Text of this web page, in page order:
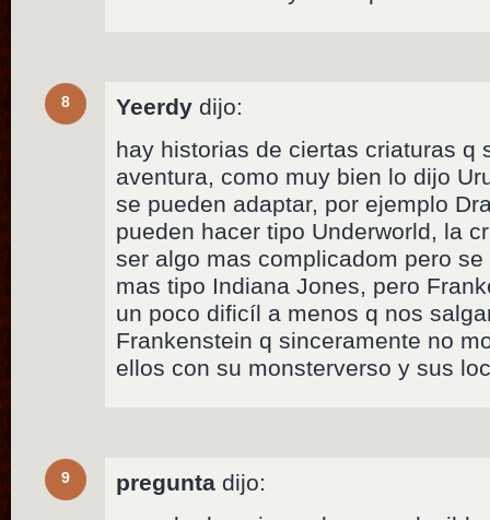
8 Yeerdy dijo:
hay historias de ciertas criaturas q
aventura, como muy bien lo dijo
se pueden adaptar, por ejemplo
pueden hacer tipo Underworld, la
ser algo mas complicadom pero
mas tipo Indiana Jones, pero
un poco dificíl a menos q nos
Frankenstein q sinceramente no
ellos con su monsterverso y sus
9 pregunta dijo: